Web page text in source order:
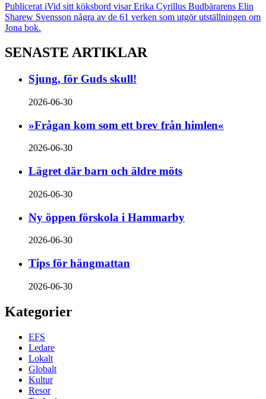
Publicerat iVid sitt köksbord visar Erika Cyrillus Budbärarens Elin
Sharew Svensson några av de 61 verken som utgör utställningen om
Jona bok.
SENASTE ARTIKLAR
Sjung, för Guds skull!
2026-06-30
»Frågan kom som ett brev från himlen«
2026-06-30
Lägret där barn och äldre möts
2026-06-30
Ny öppen förskola i Hammarby
2026-06-30
Tips för hängmattan
2026-06-30
Kategorier
EFS
Ledare
Lokalt
Globalt
Kultur
Resor